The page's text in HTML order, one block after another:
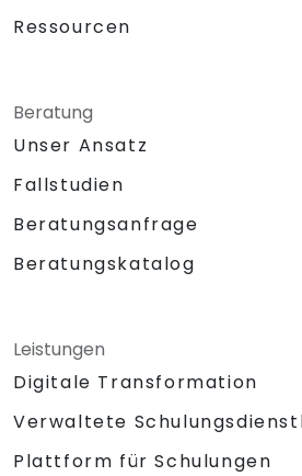
Ressourcen
Beratung
Unser Ansatz
Fallstudien
Beratungsanfrage
Beratungskatalog
Leistungen
Digitale Transformation
Verwaltete
Plattform für Schulungen